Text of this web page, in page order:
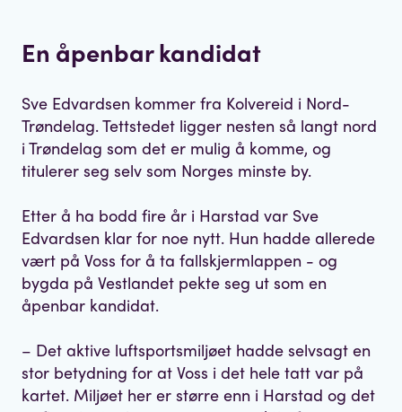
En åpenbar kandidat
Sve Edvardsen kommer fra Kolvereid i Nord-
Trøndelag. Tettstedet ligger nesten så langt nord
i Trøndelag som det er mulig å komme, og
titulerer seg selv som Norges minste by.
Etter å ha bodd fire år i Harstad var Sve
Edvardsen klar for noe nytt. Hun hadde allerede
vært på Voss for å ta fallskjermlappen - og
bygda på Vestlandet pekte seg ut som en
åpenbar kandidat.
– Det aktive luftsportsmiljøet hadde selvsagt en
stor betydning for at Voss i det hele tatt var på
kartet. Miljøet her er større enn i Harstad og det